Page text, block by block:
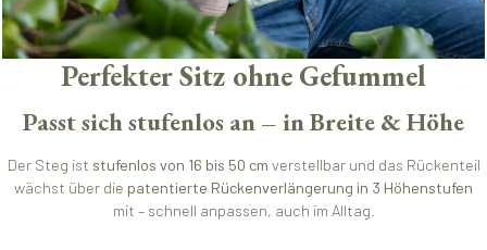
Perfekter Sitz ohne Gefummel
Passt sich stufenlos an – in Breite & Höhe
Der Steg ist stufenlos von 16 bis 50 cm verstellbar und das Rückenteil
wächst über die patentierte Rückenverlängerung in 3 Höhenstufen
mit – schnell anpassen, auch im Alltag.